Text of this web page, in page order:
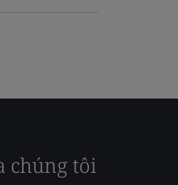
chúng tôi